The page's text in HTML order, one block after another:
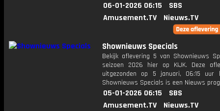
06-01-2026 06:15
SBS
Amusement.TV
Nieuws.TV
Shownieuws Specials
Bekijk aflevering 5 van Shownieuws
seizoen 2026 hier op KIJK. Deze
uitgezonden op 5 januari, 06:15 uur
Shownieuws Specials is een Nieuws
05-01-2026 06:15
SBS
Amusement.TV
Nieuws.TV